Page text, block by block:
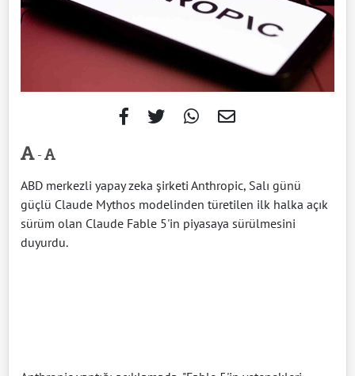
-
ABD merkezli yapay zeka şirketi Anthropic, Salı günü
güçlü Claude Mythos modelinden türetilen ilk halka açık
sürüm olan Claude Fable 5'in piyasaya sürülmesini
duyurdu.